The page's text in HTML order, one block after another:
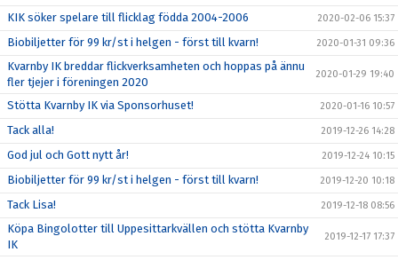
KIK söker spelare till flicklag födda 2004-2006 2020-02-06 15:37
Biobiljetter för 99 kr/st i helgen - först till kvarn! 2020-01-31 09:36
Kvarnby IK breddar flickverksamheten och hoppas på ännu
fler tjejer i föreningen 2020
2020-01-29 19:40
Stötta Kvarnby IK via Sponsorhuset! 2020-01-16 10:57
Tack alla! 2019-12-26 14:28
God jul och Gott nytt år! 2019-12-24 10:15
Biobiljetter för 99 kr/st i helgen - först till kvarn! 2019-12-20 10:18
Tack Lisa! 2019-12-18 08:56
Köpa Bingolotter till Uppesittarkvällen och stötta Kvarnby
IK
2019-12-17 17:37